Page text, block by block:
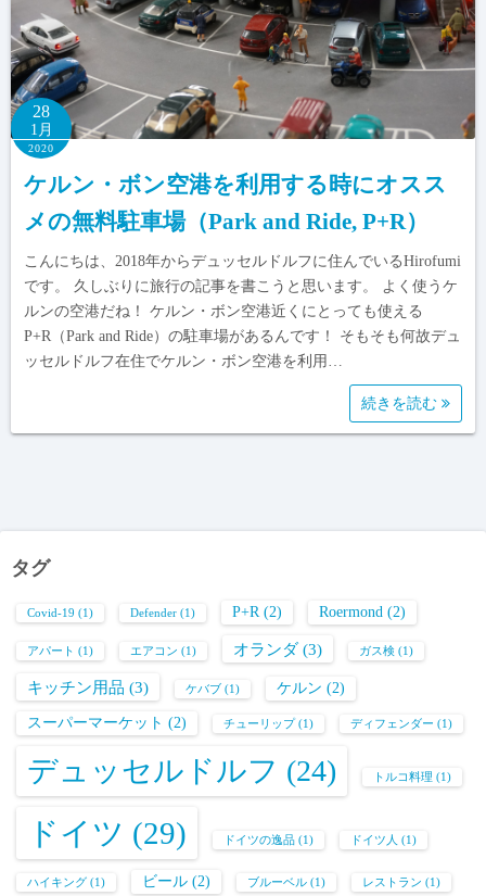
28
1月
2020
ケルン・ボン空港を利用する時にオスス
メの無料駐車場（Park and Ride, P+R）
こんにちは、2018年からデュッセルドルフに住んでいるHirofumi
です。 久しぶりに旅行の記事を書こうと思います。 よく使うケ
ルンの空港だね！ ケルン・ボン空港近くにとっても使える
P+R（Park and Ride）の駐車場があるんです！ そもそも何故デュ
ッセルドルフ在住でケルン・ボン空港を利用…
続きを読む
タグ
Covid-19 (1) Defender (1) P+R(2) Roermond (2)
アパート (1) エアコン (1) オランダ(3) ガス検 (1)
キッチン用品 (3) ケバブ (1) ケルン (2)
スーパーマーケット (2) チューリップ(1) ディフェンダー (1)
デュッセルドルフ (24) トルコ料理 (1)
ドイツ (29) ドイツの逸品 (1) ドイツ人 (1)
ハイキング (1) ビール (2) ブルーベル (1) レストラン (1)